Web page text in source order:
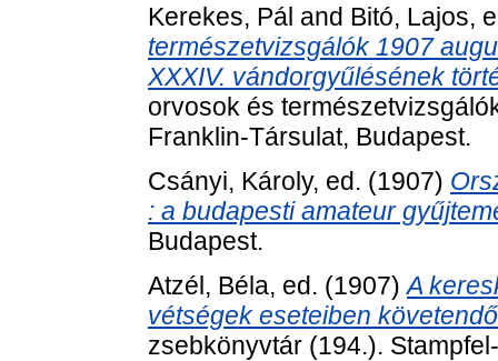
Kerekes, Pál and Bitó, Lajos,
természetvizsgálók 1907
XXXIV. vándorgyűlésének
orvosok és
Franklin-Társulat, Budapest.
Csányi, Károly, ed. (1907)
: a budapesti amateur
Budapest.
Atzél, Béla, ed. (1907)A
vétségek eseteiben
zsebkönyvtár (194.).